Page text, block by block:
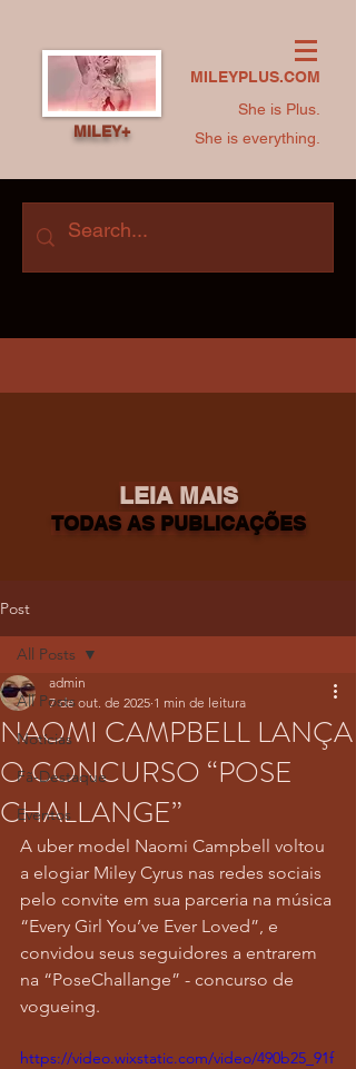
MILEYPLUS.COM
She is Plus.
She is everything.
MILEY+
LEIA MAIS
TODAS AS PUBLICAÇÕES
Post
All Posts
Notícias
Fã-Destaque
Eventos
All Posts
NAOMI CAMPBELL LANÇA
O CONCURSO “POSE
CHALLANGE”
admin
7 de out. de 2025 1 min de leitura
A uber model Naomi Campbell voltou
a elogiar Miley Cyrus nas redes sociais
pelo convite em sua parceria na música
“Every Girl You’ve Ever Loved”, e
convidou seus seguidores a entrarem
na “PoseChallange” - concurso de
vogueing.
https://video.wixstatic.com/video/490b25_91f